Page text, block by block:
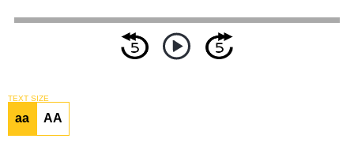
TEXT SIZE
aa AA